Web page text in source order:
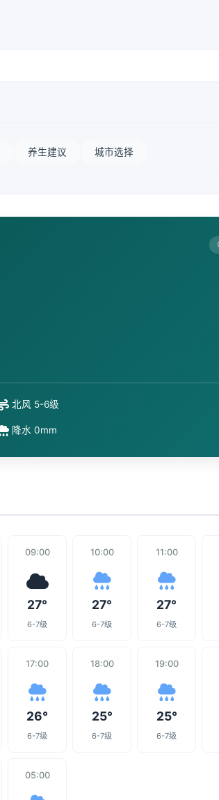
养生建议 城市选择
北风 5-6级
降水 0mm
09:00
27°
6-7级
10:00
27°
6-7级
11:00
27°
6-7级
17:00
26°
6-7级
18:00
25°
6-7级
19:00
25°
6-7级
05:00